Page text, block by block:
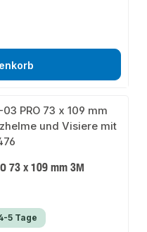
73 x 109 mm 3M
5 Tage